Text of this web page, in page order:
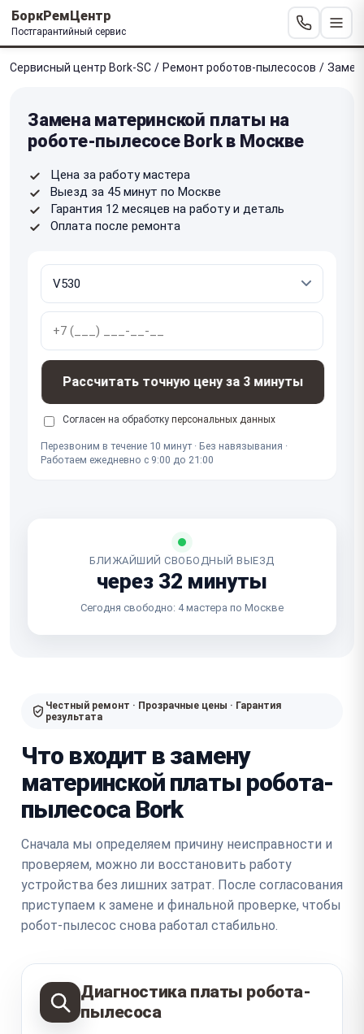
БоркРемЦентр
Постгарантийный сервис
Сервисный центр Bork-SC / Ремонт роботов-пылесосов /
Замена материнской платы на
роботе-пылесосе Bork в Москве
Цена за работу мастера
Выезд за 45 минут по Москве
Гарантия 12 месяцев на работу и деталь
Оплата после ремонта
Рассчитать точную цену за 3 минуты
Согласен на обработку персональных данных
Перезвоним в течение 10 минут · Без навязывания ·
Работаем ежедневно с 9:00 до 21:00
БЛИЖАЙШИЙ СВОБОДНЫЙ ВЫЕЗД
через 32 минуты
Сегодня свободно: 4 мастера по Москве
Честный ремонт · Прозрачные цены · Гарантия
результата
Что входит в замену
материнской платы робота-
пылесоса Bork
Сначала мы определяем причину неисправности и
проверяем, можно ли восстановить работу
устройства без лишних затрат. После согласования
приступаем к замене и финальной проверке, чтобы
робот-пылесос снова работал стабильно.
Диагностика платы робота-
пылесоса